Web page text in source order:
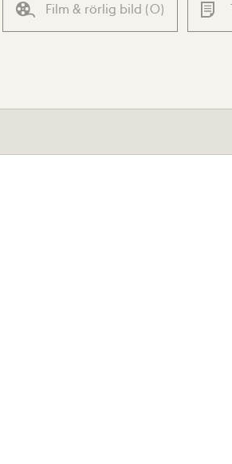
Film & rörlig bild (0)